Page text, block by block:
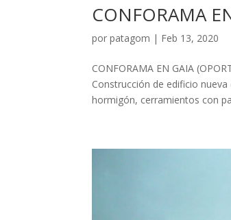
CONFORAMA
porpatagom | Feb 13, 2020
CONFORAMA EN GAIA
Construcción de edificio
hormigón, cerramientos con